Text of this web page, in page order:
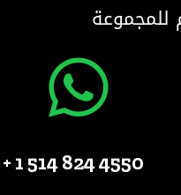
للمجموعة
4550 824 514 1 +